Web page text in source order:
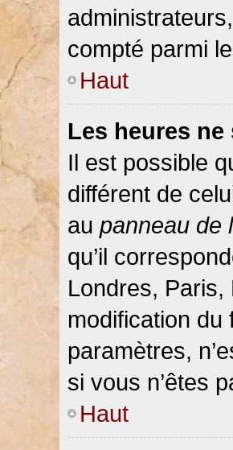
compté parmi
Haut
Les heures
Il est possible
différent de
au panneau de
qu’il
Londres, Paris,
modification du
paramètres,
si vous n’êtes
Haut